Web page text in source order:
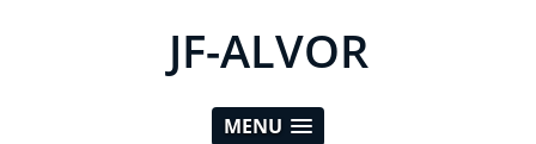
JF-ALVOR
MENU